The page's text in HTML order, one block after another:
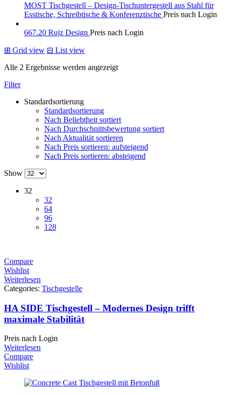
MOST Tischgestell – Design-Tischuntergestell aus Stahl für
Esstische, Schreibtische & Konferenztische Preis nach Login
667.20 Rujz Design Preis nach Login
⊞ Grid view ⊟ List view
Alle 2 Ergebnisse werden angezeigt
Filter
Standardsortierung
Standardsortierung
Nach Beliebtheit sortiert
Nach Durchschnittsbewertung sortiert
Nach Aktualität sortieren
Nach Preis sortieren: aufsteigend
Nach Preis sortieren: absteigend
Show
32
32
64
96
128
Compare
Wishlist
Weiterlesen
Categories: Tischgestelle
HA SIDE Tischgestell – Modernes Design trifft
maximale Stabilität
Preis nach Login
Weiterlesen
Compare
Wishlist